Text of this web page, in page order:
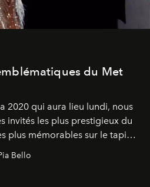
du Met
2020 qui aura lieu lundi, nous
invités les plus prestigieux du
plus mémorables sur le tapis
Bello